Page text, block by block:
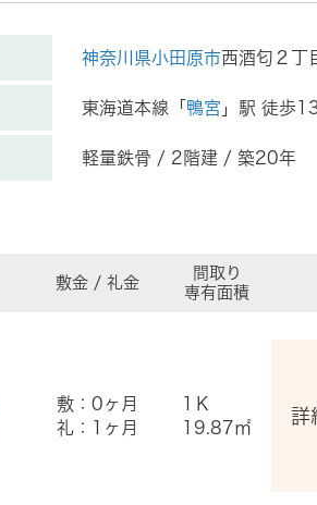
神奈川県小田原市西酒匂２丁
東海道本線「 鴨宮 」駅 徒歩
軽量鉄骨 / 2階建 / 築20年
敷金 / 礼金
間取り
専有面積
敷：0ヶ月
礼：1ヶ月
1Ｋ
19.87㎡
詳